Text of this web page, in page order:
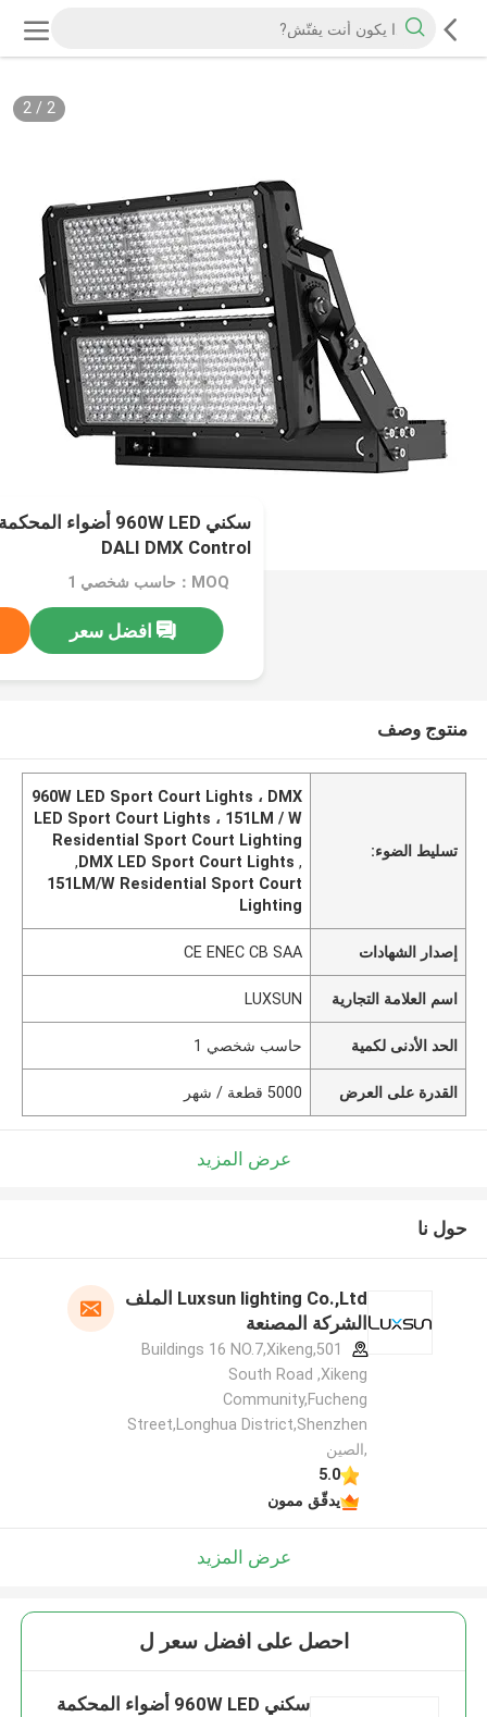
2
/
2
DALI DMX Control
MOQ：حاسب شخصي 1
افضل سعر
منتوج وصف
تسليط الضوء:
960W LED Sport Court Lights ، DMX
LED Sport Court Lights ، 151LM / W
Residential Sport Court Lighting
,
DMX LED Sport Court Lights
,
151LM/W Residential Sport Court
Lighting
إصدار الشهادات CE ENEC CB SAA
اسم العلامة التجارية LUXSUN
الحد الأدنى لكمية حاسب شخصي 1
القدرة على العرض 5000 قطعة / شهر
عرض المزيد
حول نا
Luxsun lighting Co.,Ltd الملف
الشركة المصنعة
501,Buildings 16 NO.7,Xikeng
South Road ,Xikeng
Community,Fucheng
Street,Longhua District,Shenzhen
,الصين
5.0
يدقّق ممون
عرض المزيد
احصل على افضل سعر ل
سكني 960W LED أضواء المحكمة